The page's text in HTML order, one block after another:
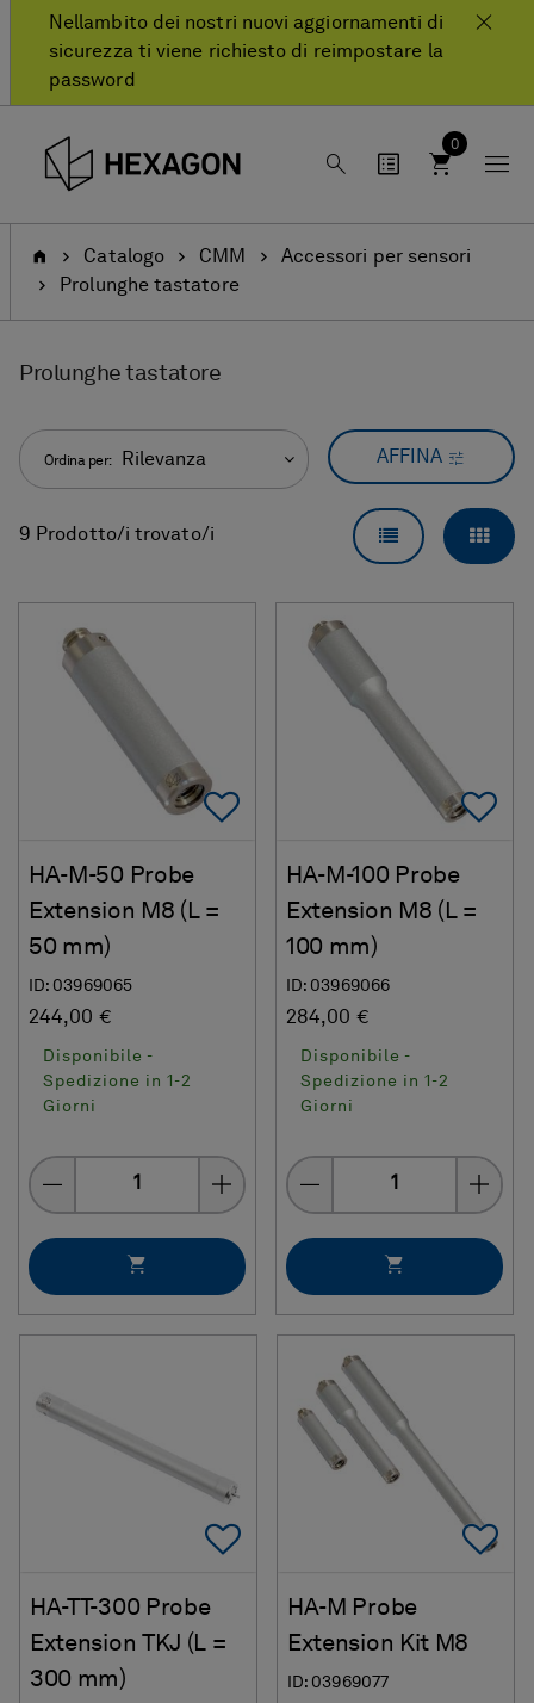
text.skipToContent
text.skipToNavigation
Nellambito dei nostri nuovi aggiornamenti di
sicurezza ti viene richiesto di reimpostare la
password
0
Pagina
iniziale
Catalogo CMM
Accessori per sensori
Prolunghe tastatore
Prolunghe tastatore
Ordina per: Rilevanza AFFINA
9 Prodotto/i trovato/i
Add To Favorites
HA-M-50 Probe
Extension M8 (L =
50 mm)
ID: 03969065
244,00 €
Disponibile -
Spedizione in 1-2
Giorni
Quantity
HA-M-100 Probe
Extension M8 (L =
100 mm)
ID: 03969066
284,00 €
Disponibile -
Spedizione in 1-2
Giorni
Quantity
Add To Favorites
HA-TT-300 Probe
Extension TKJ (L =
300 mm)
HA-M Probe
Extension Kit M8
ID: 03969077